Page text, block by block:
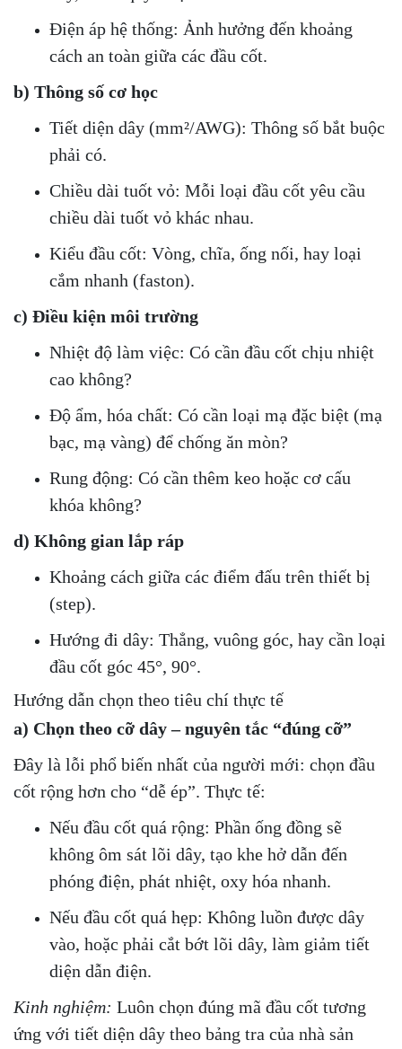
Điện áp hệ thống: Ảnh hưởng đến khoảng
cách an toàn giữa các đầu cốt.
b) Thông số cơ học
Tiết diện dây (mm²/AWG): Thông số bắt buộc
phải có.
Chiều dài tuốt vỏ: Mỗi loại đầu cốt yêu cầu
chiều dài tuốt vỏ khác nhau.
Kiểu đầu cốt: Vòng, chĩa, ống nối, hay loại
cắm nhanh (faston).
c) Điều kiện môi trường
Nhiệt độ làm việc: Có cần đầu cốt chịu nhiệt
cao không?
Độ ẩm, hóa chất: Có cần loại mạ đặc biệt (mạ
bạc, mạ vàng) để chống ăn mòn?
Rung động: Có cần thêm keo hoặc cơ cấu
khóa không?
d) Không gian lắp ráp
Khoảng cách giữa các điểm đấu trên thiết bị
(step).
Hướng đi dây: Thẳng, vuông góc, hay cần loại
đầu cốt góc 45°, 90°.
Hướng dẫn chọn theo tiêu chí thực tế
a) Chọn theo cỡ dây – nguyên tắc “đúng cỡ”
Đây là lỗi phổ biến nhất của người mới: chọn đầu
cốt rộng hơn cho “dễ ép”. Thực tế:
Nếu đầu cốt quá rộng: Phần ống đồng sẽ
không ôm sát lõi dây, tạo khe hở dẫn đến
phóng điện, phát nhiệt, oxy hóa nhanh.
Nếu đầu cốt quá hẹp: Không luồn được dây
vào, hoặc phải cắt bớt lõi dây, làm giảm tiết
diện dẫn điện.
Kinh nghiệm: Luôn chọn đúng mã đầu cốt tương
ứng với tiết diện dây theo bảng tra của nhà sản